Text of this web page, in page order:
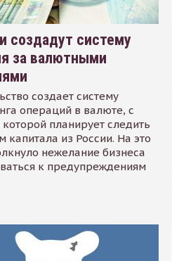
создадут систему
за валютными
создает систему
операций в валюте, с
планирует следить
капитала из России. На это
нежелание бизнеса
к предупреждениям